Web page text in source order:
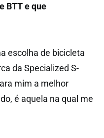
BTT e que
escolha de bicicleta
da Specialized S-
mim a melhor
é aquela na qual me